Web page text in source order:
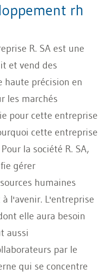
rh
R. SA est une
et vend des
haute précision en
les marchés
pour cette entreprise
cette entreprise
la société R. SA,
gérer
humaines
l'avenir. L'entreprise
elle aura besoin
aussi
par le
qui se concentre